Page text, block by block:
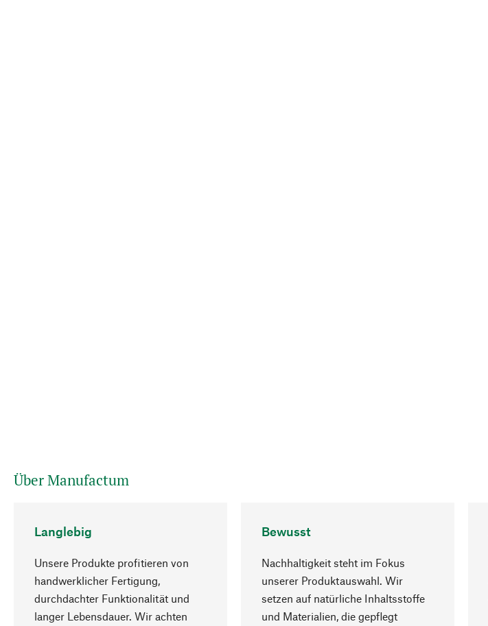
Über Manufactum
Langlebig
Unsere Produkte profitieren von
handwerklicher Fertigung,
durchdachter Funktionalität und
langer Lebensdauer. Wir achten
Bewusst
Nachhaltigkeit steht im Fokus
unserer Produktauswahl. Wir
setzen auf natürliche Inhaltsstoffe
und Materialien, die gepflegt